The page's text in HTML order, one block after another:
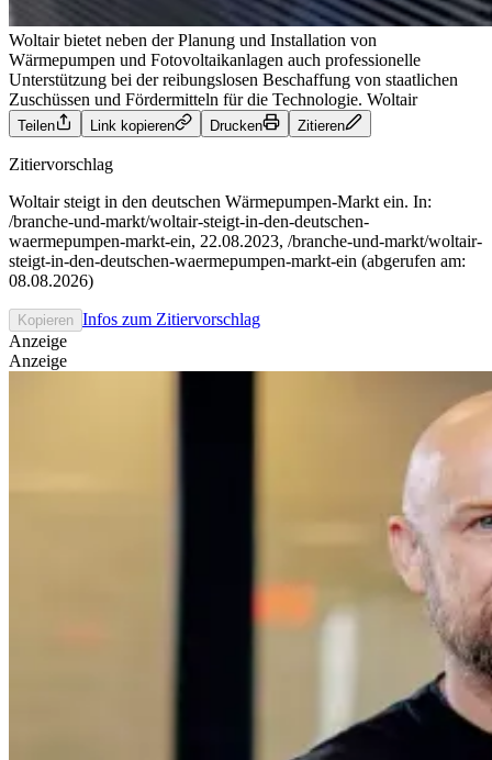
Woltair bietet neben der Planung und Installation von
Wärmepumpen und Fotovoltaikanlagen auch professionelle
Unterstützung bei der reibungslosen Beschaffung von staatlichen
Zuschüssen und Fördermitteln für die Technologie. Woltair
Teilen Link kopieren Drucken Zitieren
Zitiervorschlag
Woltair steigt in den deutschen Wärmepumpen-Markt ein. In:
/branche-und-markt/woltair-steigt-in-den-deutschen-
waermepumpen-markt-ein, 22.08.2023, /branche-und-markt/woltair-
steigt-in-den-deutschen-waermepumpen-markt-ein (abgerufen am:
08.08.2026)
Kopieren Infos zum Zitiervorschlag
Anzeige
Anzeige